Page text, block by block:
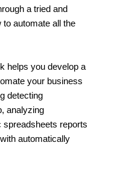
a tried and
automate all the
helps you develop a
your business
detecting
analyzing
spreadsheets reports
automatically